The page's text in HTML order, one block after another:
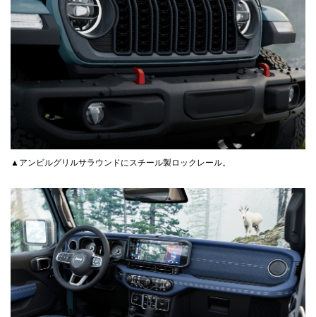
▲アンビルグリルサラウンドにスチール製ロックレール。